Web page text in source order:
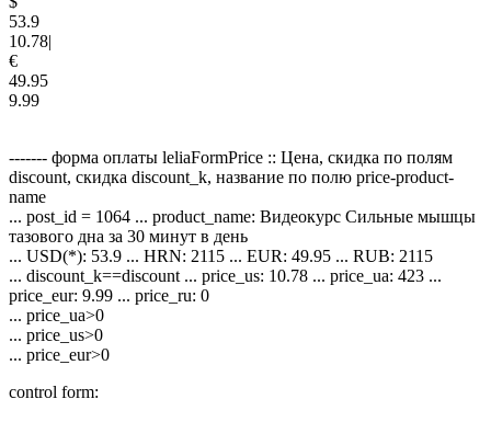
53.9
10.78
€
49.95
9.99
------- форма оплаты leliaFormPrice :: Цена, скидка по полям
discount, скидка discount_k, название по полю price-product-
name
... post_id = 1064 ... product_name: Видеокурс Сильные мышцы
тазового дна за 30 минут в день
... USD(*): 53.9 ... HRN: 2115 ... EUR: 49.95 ... RUB: 2115
... discount_k==discount ... price_us: 10.78 ... price_ua: 423 ...
price_eur: 9.99 ... price_ru: 0
... price_ua>0
... price_us>0
... price_eur>0
control form: